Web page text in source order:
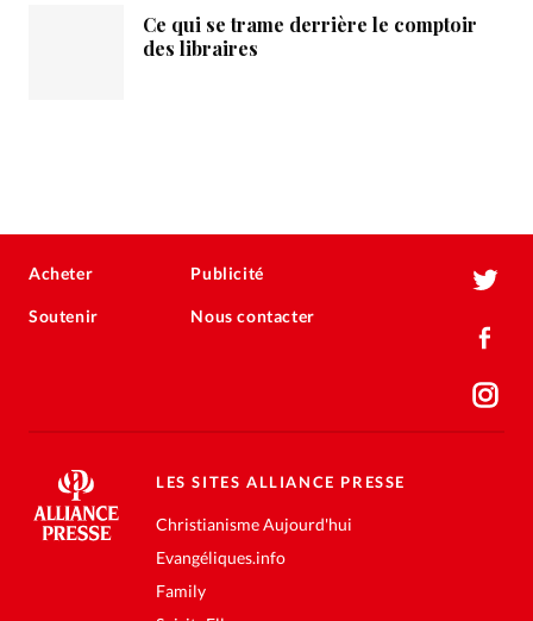
Ce qui se trame derrière le comptoir
des libraires
Acheter
Soutenir
Publicité
Nous contacter
LES SITES ALLIANCE PRESSE
Christianisme Aujourd'hui
Evangéliques.info
Family